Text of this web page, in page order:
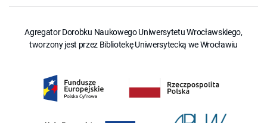
Agregator Dorobku Naukowego Uniwersytetu Wrocławskiego,
tworzony jest przez Bibliotekę Uniwersytecką we Wrocławiu